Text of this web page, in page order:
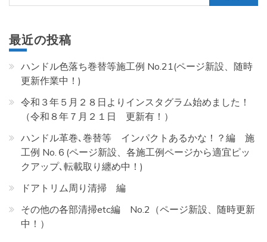
索:
最近の投稿
ハンドル色落ち巻替等施工例 No.21(ページ新設、随時
更新作業中！)
令和３年５月２８日よりインスタグラム始めました！
（令和８年７月２１日 更新有！）
ハンドル革巻､巻替等 インパクトあるかな！？編 施
工例 No.６(ページ新設、各施工例ページから適宜ピッ
クアップ､転載取り纏め中！)
ドアトリム周り清掃 編
その他の各部清掃etc編 No.2（ページ新設、随時更新
中！）